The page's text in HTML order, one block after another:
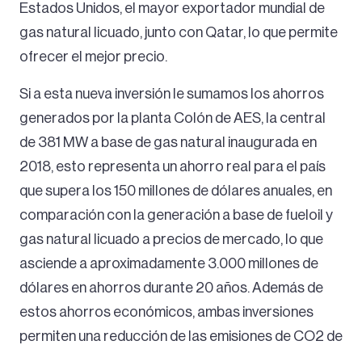
Estados Unidos, el mayor exportador mundial de
gas natural licuado, junto con Qatar, lo que permite
ofrecer el mejor precio.
Si a esta nueva inversión le sumamos los ahorros
generados por la planta Colón de AES, la central
de 381 MW a base de gas natural inaugurada en
2018, esto representa un ahorro real para el país
que supera los 150 millones de dólares anuales, en
comparación con la generación a base de fueloil y
gas natural licuado a precios de mercado, lo que
asciende a aproximadamente 3.000 millones de
dólares en ahorros durante 20 años. Además de
estos ahorros económicos, ambas inversiones
permiten una reducción de las emisiones de CO2 de